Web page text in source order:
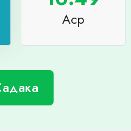
Аср